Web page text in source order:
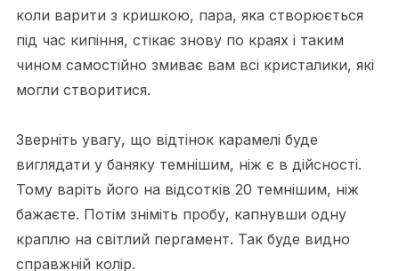
коли варити з кришкою, пара, яка створюється
під час кипіння, стікає знову по краях і таким
чином самостійно змиває вам всі кристалики, які
могли створитися.
Зверніть увагу, що відтінок карамелі буде
виглядати у баняку темнішим, ніж є в дійсності.
Тому варіть його на відсотків 20 темнішим, ніж
бажаєте. Потім зніміть пробу, капнувши одну
краплю на світлий пергамент. Так буде видно
справжній колір.